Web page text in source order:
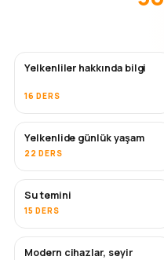
Yelkenliler hakkında bilgi
16 DERS
Yelkenlide günlük yaşam
22 DERS
Su temini
15 DERS
Modern cihazlar, seyir